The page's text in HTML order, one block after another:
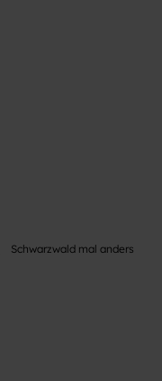
Schwarzwald mal anders